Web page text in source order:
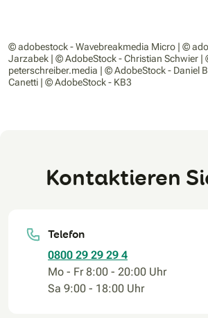
© adobestock - Wavebreakmedia Micro | ©
Jarzabek | © AdobeStock - Christian Schwier |
peterschreiber.media | © AdobeStock - Daniel
Canetti | © AdobeStock - KB3
Kontaktieren
Telefon
0800 29 29 29 4
Mo - Fr 8:00 - 20:00 Uhr
Sa 9:00 - 18:00 Uhr